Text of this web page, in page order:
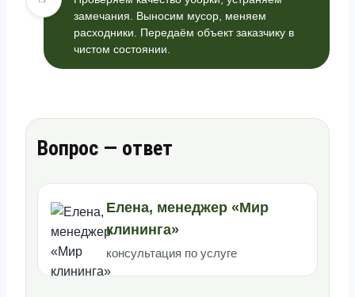
замечания. Выносим мусор, меняем
расходники. Передаём объект заказчику в
чистом состоянии.
Вопрос — ответ
Елена, менеджер «Мир
клининга»
консультация по услуге